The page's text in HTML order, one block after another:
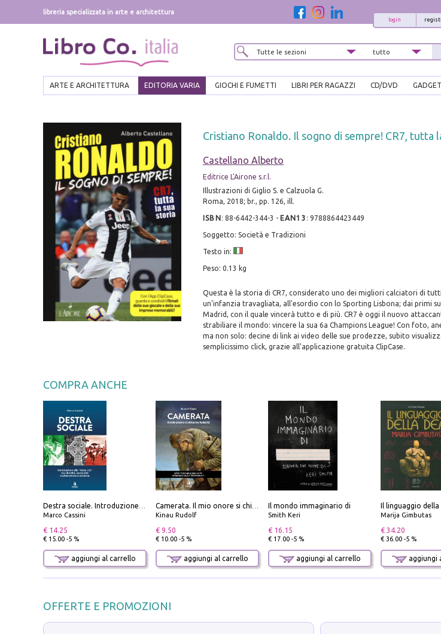
libreria specializzata in arte e architettura
login
ARTE E ARCHITETTURA EDITORIA VARIA GIOCHI E FUMETTI LIBRI PER RAGAZZI CD/DVD
Cristiano Ronaldo. Il sogno di sempre! CR7, tutta
Castellano Alberto
Editrice L'Airone s.r.l.
Illustrazioni di Giglio S. e Calzuola G.
Roma, 2018; br., pp. 126, ill.
ISBN : 88-6442-344-3 - EAN13 : 9788864423449
Soggetto: Società e Tradizioni
Testo in:
Peso: 0.13 kg
Questa è la storia di CR7, considerato uno dei migliori calciatori di
un'infanzia travagliata, all'esordio con lo Sporting Lisbona; dai primi
Madrid, con il quale vincerà tutto e di più. CR7 è oggi il nuovo
strabiliare il mondo: vincere la sua 6a Champions League! Con foto,
ma non solo: decine di link ai video delle sue prodezze, subito
semplicissimo click, grazie all'applicazione gratuita ClipCase.
COMPRA ANCHE
Marco Cassini
€ 14.25
€ 15.00 -5 %
aggiungi al carrello
Kinau Rudolf
€ 9.50
€ 10.00 -5 %
aggiungi al carrello
Il mondo immaginario di
Smith Keri
€ 16.15
€ 17.00 -5 %
aggiungi al carrello
Il linguaggio della
Marija Gimbutas
€ 34.20
€ 36.00 -5 %
aggiungi
OFFERTE E PROMOZIONI